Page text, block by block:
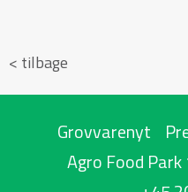
< tilbage
Grovvarenyt
Agro Food Park